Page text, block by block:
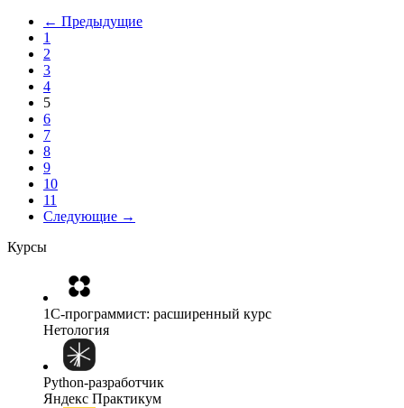
← Предыдущие
1
2
3
4
5
6
7
8
9
10
11
Следующие →
Курсы
1C-программист: расширенный курс
Нетология
Python-разработчик
Яндекс Практикум